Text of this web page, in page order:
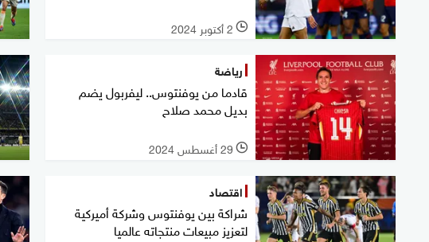
l 2 أكتوبر 2024
رياضة
قادما من يوفنتوس.. ليفربول يضم
بديل محمد صلاح
l 29 أغسطس 2024
اقتصاد
شراكة بين يوفنتوس وشركة أميركية
لتعزيز مبيعات منتجاته عالميا